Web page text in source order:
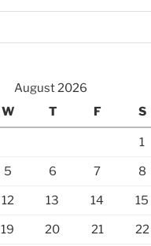
August 2026
W T F S
1
5 6 7 8
12 13 14 15
19 20 21 22